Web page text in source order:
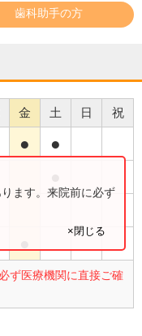
歯科助手の方
金 土 日 祝
● ●
ず医療機関に直接ご確
ます。来院前に必ず
×閉じる